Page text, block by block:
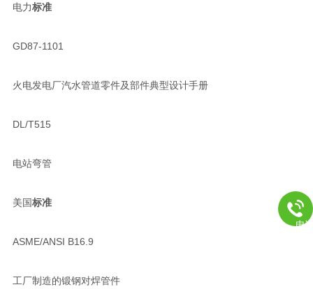
电力标准
GD87-1101
火电发电厂汽水管道零件及部件典型设计手册
DL/T515
电站弯管
美国标准
ASME/ANSI B16.9
工厂制造的锻钢对焊管件
电